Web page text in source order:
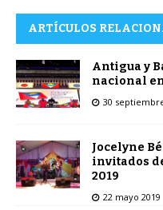
ARTÍCULOS
Antigua y
nacional
30
Jocelyne
invitados
2019
22 mayo 2019